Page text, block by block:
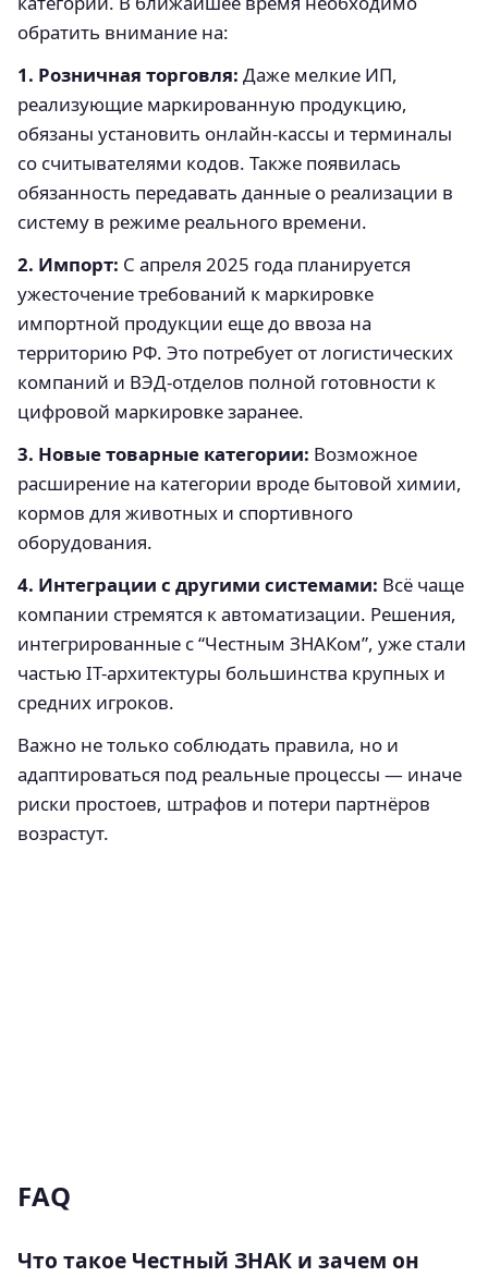
обратить внимание на:
1. Розничная торговля: Даже мелкие ИП,
реализующие маркированную продукцию,
обязаны установить онлайн-кассы и терминалы
со считывателями кодов. Также появилась
обязанность передавать данные о реализации в
систему в режиме реального времени.
2. Импорт: С апреля 2025 года планируется
ужесточение требований к маркировке
импортной продукции еще до ввоза на
территорию РФ. Это потребует от логистических
компаний и ВЭД-отделов полной готовности к
цифровой маркировке заранее.
3. Новые товарные категории: Возможное
расширение на категории вроде бытовой химии,
кормов для животных и спортивного
оборудования.
4. Интеграции с другими системами: Всё чаще
компании стремятся к автоматизации. Решения,
интегрированные с “Честным ЗНАКом”, уже стали
частью IT-архитектуры большинства крупных и
средних игроков.
Важно не только соблюдать правила, но и
адаптироваться под реальные процессы — иначе
риски простоев, штрафов и потери партнёров
возрастут.
FAQ
Что такое Честный ЗНАК и зачем он